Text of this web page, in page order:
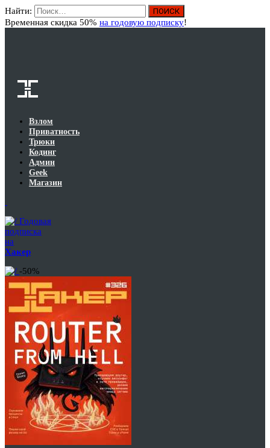
Найти:
Временная скидка 50% на годовую подписку!
Взлом
Приватность
Трюки
Кодинг
Админ
Geek
Магазин
Годовая
подписка
на
Хакер
-50%